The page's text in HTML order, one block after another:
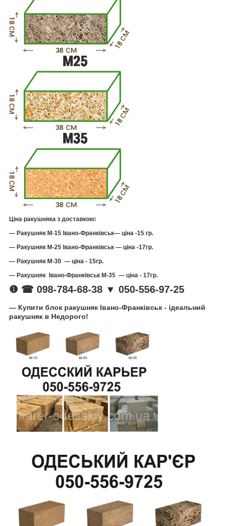
Ціна ракушняка з доставкою:
— Ракушняк М-15 Івано-Франківськ— ціна -15 гр.
— Ракушняк М-25 Івано-Франківськ — ціна -17гр.
— Ракушняк М-30 — ціна - 15гр.
— Ракушняк Івано-Франківськ М-35 — ціна - 17гр.
❶ ☎ 098-784-68-38 ▼ 050-556-97-25
— Купити блок ракушняк Івано-Франківськ - ідеальний
ракушняк в Недорого!